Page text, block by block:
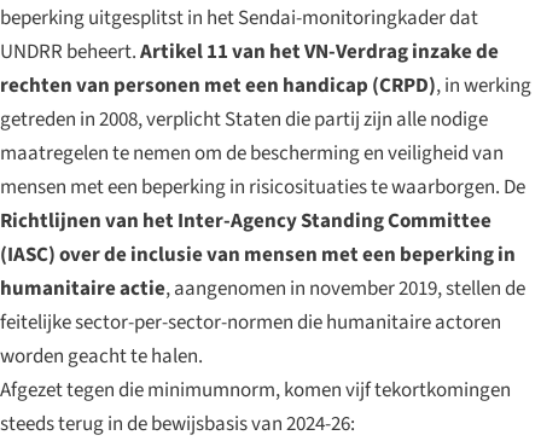
beperking uitgesplitst in het Sendai-monitoringkader dat
UNDRR beheert.Artikel 11 van het VN-Verdrag inzake de
rechten van personen met een handicap (CRPD), in werking
getreden in 2008, verplicht Staten die partij zijn alle nodige
maatregelen te nemen om de bescherming en veiligheid van
mensen met een beperking in risicosituaties te waarborgen. De
Richtlijnen van het Inter-Agency Standing Committee
(IASC) over de inclusie van mensen met een beperking in
humanitaire actie, aangenomen in november 2019, stellen de
feitelijke sector-per-sector-normen die humanitaire actoren
worden geacht te halen.
Afgezet tegen die minimumnorm, komen vijf tekortkomingen
steeds terug in de bewijsbasis van 2024-26: